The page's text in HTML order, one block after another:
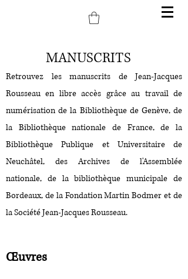
MANUSCRITS
Retrouvez les manuscrits de Jean-Jacques
Rousseau en libre accès grâce au travail de
numérisation de la Bibliothèque de Genève, de
la Bibliothèque nationale de France, de la
Bibliothèque Publique et Universitaire de
Neuchâtel, des Archives de l'Assemblée
nationale, de la bibliothèque municipale de
Bordeaux, de la Fondation Martin Bodmer et de
la Société Jean-Jacques Rousseau.
Œuvres